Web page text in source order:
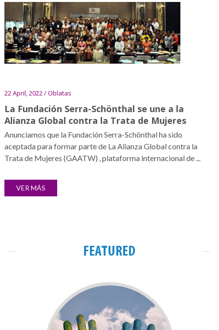
22 April, 2022 / Oblatas
La Fundación Serra-Schönthal se une a la
Alianza Global contra la Trata de Mujeres
Anunciamos que la Fundación Serra-Schönthal ha sido
aceptada para formar parte de La Alianza Global contra la
Trata de Mujeres (GAATW) , plataforma internacional de ...
VER MÁS
FEATURED